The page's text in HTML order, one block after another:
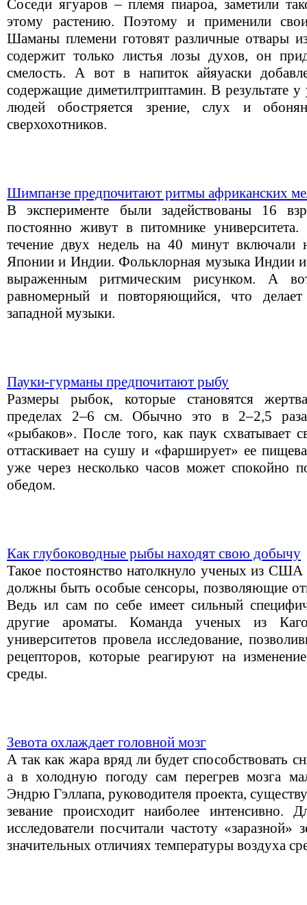
Соседи ягуаров – племя пиароа, заметили
этому растению. Поэтому и применили
Шаманы племени готовят различные отвары
содержит только листья лозы духов, он
смелость. А вот в напиток айяуаски
содержащие диметилтриптамин. В результате
людей обостряется зрение, слух и
сверхохотников.
Шимпанзе предпочитают ритмы африканских
В эксперименте были задействованы 16
постоянно живут в питомнике
течение двух недель на 40 минут включали
Японии и Индии. Фольклорная музыка Индии и
выраженным ритмическим рисунком. А
равномерный и повторяющийся, что
западной музыки.
Пауки-гурманы предпочитают рыбу
Размеры рыбок, которые становятся
пределах 2–6 см. Обычно это в 2–2,5
«рыбаков». После того, как паук схватывает
оттаскивает на сушу и «фарширует» ее
уже через несколько часов может спокойно
обедом.
Как глубоководные рыбы находят свою добычу
Такое постоянство натолкнуло ученых из
должны быть особые сенсоры, позволяющие
Ведь ил сам по себе имеет сильный
другие ароматы. Команда ученых из
университетов провела исследование,
рецепторов, которые реагируют на
среды.
Зевота охлаждает головной мозг
А так как жара вряд ли будет способствовать
а в холодную погоду сам перегрев мозга
Эндрю Гэллапа, руководителя проекта,
зевание происходит наиболее интенсивно.
исследователи посчитали частоту
значительных отличиях температуры воздуха